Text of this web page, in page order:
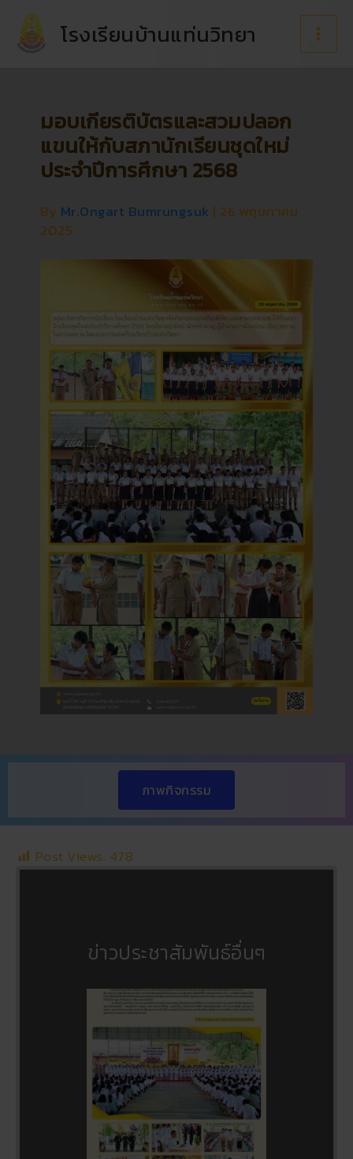
content
โรงเรียนบ้านแท่นวิทยา
มอบเกียรติบัตรและสวมปลอก
แขนให้กับสภานักเรียนชุดใหม่
ประจำปีการศึกษา 2568
By Mr.Ongart Bumrungsuk | 26 พฤษภาคม
2025
ภาพกิจกรรม
Post Views: 478
ข่าวประชาสัมพันธ์อื่นๆ